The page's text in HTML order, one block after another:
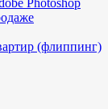
Photoshop
(флиппинг)